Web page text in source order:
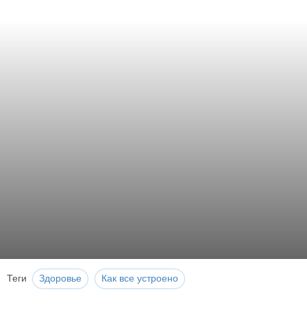
Теги Здоровье Как все устроено